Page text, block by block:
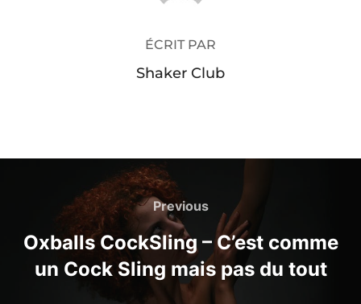
ÉCRIT PAR
Shaker Club
Navigation
l’article
Previous
Previous
Oxballs CockSling – C’est comme
un Cock Sling mais pas du tout